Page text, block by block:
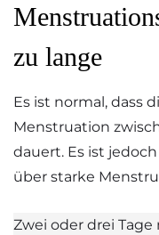
zu lange
Es ist normal, dass
Menstruation
dauert. Es ist
über starke
Zwei oder drei Tage